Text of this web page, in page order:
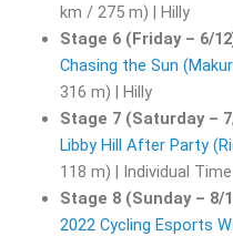
km / 275 m) | Hilly
Stage 6 (Friday – 6/
Chasing the Sun
316 m) | Hilly
Stage 7 (Saturday –
Libby Hill After Party
118 m) | Individual
Stage 8 (Sunday – 8/
2022 Cycling Esports